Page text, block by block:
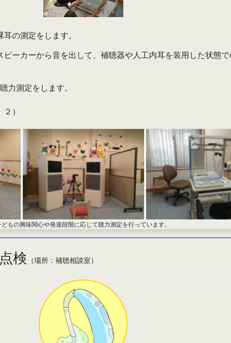
耳の測定をします。
ピーカーから音を出して、補聴器や人工内耳を装用した状態
力測定をします。
）
どもの興味関心や発達段階に応じて聴力測定を行っています。
検 （場所：補聴相談室）